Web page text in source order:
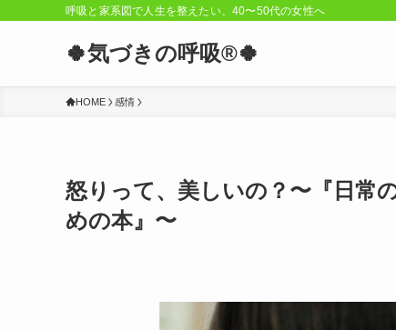
呼吸と家系図で人生を整えたい、40〜50代の女性へ
🍀気づきの呼吸®︎🍀
HOME 感情
怒りって、美しいの？〜『日常
めの本』〜